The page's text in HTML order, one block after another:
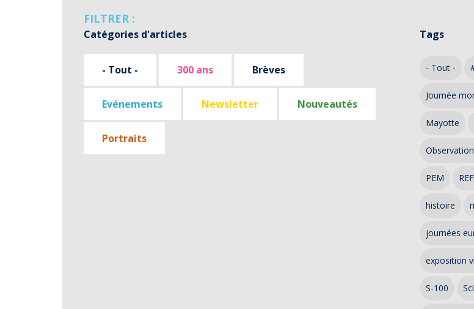
FILTRER :
Catégories d'articles
- Tout - 300 ans Brèves
Evénements Newsletter Nouveautés
Portraits
Tags
- Tout -
Journée
Mayotte
PEM
histoire
journées
exposition
S-100